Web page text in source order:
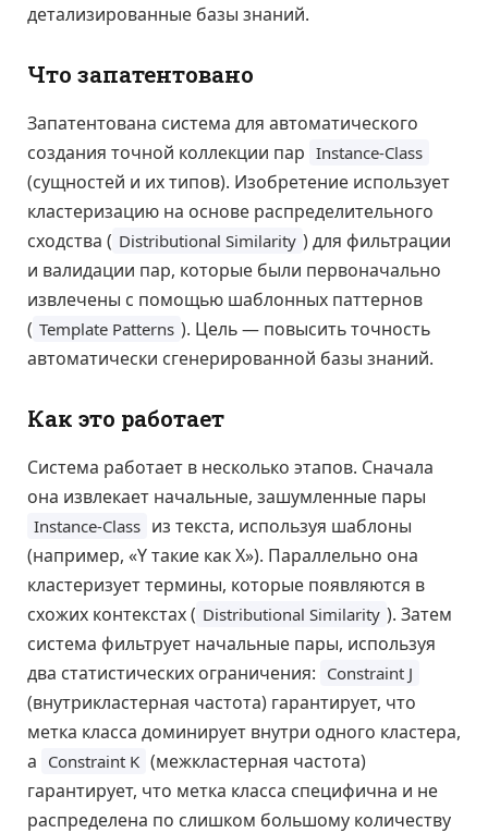
детализированные базы знаний.
Что запатентовано
Запатентована система для автоматического
создания точной коллекции пар Instance-Class
(сущностей и их типов). Изобретение использует
кластеризацию на основе распределительного
сходства ( Distributional Similarity ) для фильтрации
и валидации пар, которые были первоначально
извлечены с помощью шаблонных паттернов
( Template Patterns ). Цель — повысить точность
автоматически сгенерированной базы знаний.
Как это работает
Система работает в несколько этапов. Сначала
она извлекает начальные, зашумленные пары
Instance-Class из текста, используя шаблоны
(например, «Y такие как X»). Параллельно она
кластеризует термины, которые появляются в
схожих контекстах ( Distributional Similarity ). Затем
система фильтрует начальные пары, используя
два статистических ограничения: Constraint J
(внутрикластерная частота) гарантирует, что
метка класса доминирует внутри одного кластера,
а Constraint K (межкластерная частота)
гарантирует, что метка класса специфична и не
распределена по слишком большому количеству